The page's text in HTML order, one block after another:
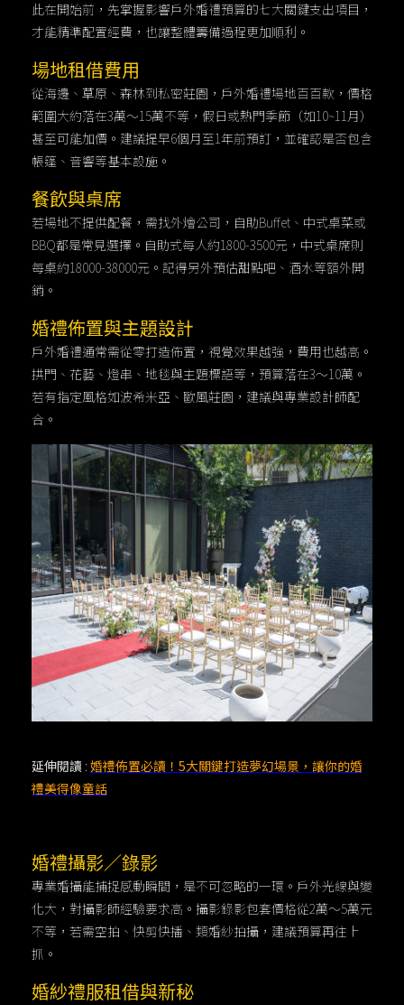
此在開始前，先掌握影響戶外婚禮預算的七大關鍵支出項目，
才能精準配置經費，也讓整體籌備過程更加順利。
場地租借費用
從海邊、草原、森林到私密莊園，戶外婚禮場地百百款，價格
範圍大約落在3萬～15萬不等，假日或熱門季節（如10~11月）
甚至可能加價。建議提早6個月至1年前預訂，並確認是否包含
帳篷、音響等基本設施。
餐飲與桌席
若場地不提供配餐，需找外燴公司，自助Buffet、中式桌菜或
BBQ都是常見選擇。自助式每人約1800-3500元，中式桌席則
每桌約18000-38000元。記得另外預估甜點吧、酒水等額外開
銷。
婚禮佈置與主題設計
戶外婚禮通常需從零打造佈置，視覺效果越強，費用也越高。
拱門、花藝、燈串、地毯與主題標語等，預算落在3～10萬。
若有指定風格如波希米亞、歐風莊園，建議與專業設計師配
合。
延伸閱讀 : 婚禮佈置必讀！5大關鍵打造夢幻場景，讓你的婚
禮美得像童話
婚禮攝影／錄影
專業婚攝能捕捉感動瞬間，是不可忽略的一環。戶外光線與變
化大，對攝影師經驗要求高。攝影錄影包套價格從2萬～5萬元
不等，若需空拍、快剪快播、類婚紗拍攝，建議預算再往上
抓。
婚紗禮服租借與新秘